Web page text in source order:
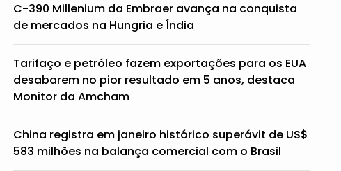
C-390 Millenium da Embraer avança na conquista
de mercados na Hungria e Índia
Tarifaço e petróleo fazem exportações para os EUA
desabarem no pior resultado em 5 anos, destaca
Monitor da Amcham
China registra em janeiro histórico superávit de US$
583 milhões na balança comercial com o Brasil